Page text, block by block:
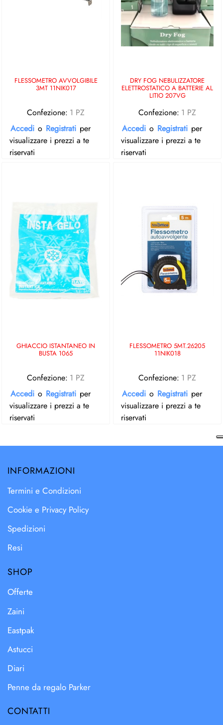
FLESSOMETRO AVVOLGIBILE
3MT 11NIK017
Confezione: 1 PZ
Accedi o Registrati per
visualizzare i prezzi a te
riservati
DRY FOG NEBULIZZATORE
ELETTROSTATICO A BATTERIE AL
LITIO 207VG
Confezione: 1 PZ
Accedi o Registrati per
visualizzare i prezzi a te
riservati
GHIACCIO ISTANTANEO IN
BUSTA 1065
Confezione: 1 PZ
Accedi o Registrati per
visualizzare i prezzi a te
riservati
FLESSOMETRO 5MT.26205
11NIK018
Confezione: 1 PZ
Accedi o Registrati per
visualizzare i prezzi a te
riservati
INFORMAZIONI
Termini e Condizioni
Cookie e Privacy Policy
Spedizioni
Resi
SHOP
Offerte
Zaini
Eastpak
Astucci
Diari
Penne da regalo Parker
CONTATTI